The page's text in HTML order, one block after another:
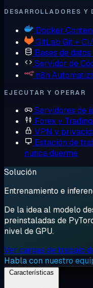
DESARROLLADORES Y
Docker
GitLab Git +
Bases de datos
Servidor de
n8n
EJECUTAR Y OPERAR
Servidores de
Forex y Trading
VPN y
Estación de
nunca duerme
Solución
Entrenamiento e
De la idea al modelo
preinstaladas de
nivel de GPU.
Ver cargas de trabajo
Habla con nuestro